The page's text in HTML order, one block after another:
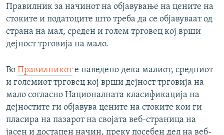
Правилник за начинот на објавување на цените на
стоките и податоците што треба да се објавуваат од
страна на мал, среден и голем трговец кој врши
дејност трговија на мало.
Во Правилникоте наведено дека малиот, средниот
и големиот трговец кој врши дејност трговија на
мало согласно Националната класификација на
дејностите ги објавува цените на стоките кои ги
пласира на пазарот на својата веб-страница на
јасен и достапен начин, преку посебен дел на веб-